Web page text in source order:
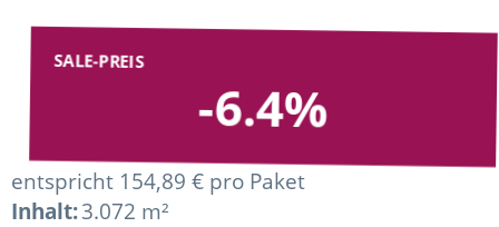
SALE-PREIS
-6.4%
entspricht 154,89 € pro Paket
Inhalt:3.072 m²